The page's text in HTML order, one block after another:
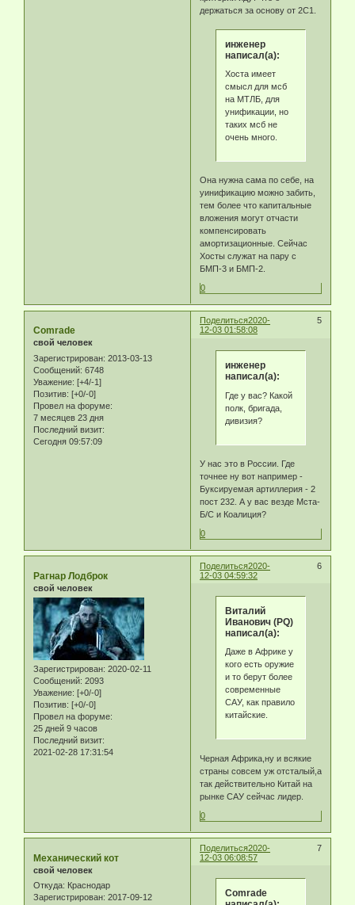
держаться за основу от 2С1.
инженер
написал(а):
Хоста имеет
смысл для мсб
на МТЛБ, для
унификации, но
таких мсб не
очень много.
Она нужна сама по себе, на
уинификацию можно забить,
тем более что капитальные
вложения могут отчасти
компенсировать
амортизационные. Сейчас
Хосты служат на пару с
БМП-3 и БМП-2.
0
Поделиться 5
2020-
12-03 01:58:08
Comrade
свой человек
Зарегистрирован: 2013-03-13
Сообщений: 6748
Уважение: [+4/-1]
Позитив: [+0/-0]
Провел на форуме:
7 месяцев 23 дня
Последний визит:
Сегодня 09:57:09
инженер
написал(а):
Где у вас? Какой
полк, бригада,
дивизия?
У нас это в России. Где
точнее ну вот например -
Буксируемая артиллерия - 2
пост 232. А у вас везде Мста-
Б/С и Коалиция?
0
Поделиться 6
2020-
12-03 04:59:32
Рагнар Лодброк
свой человек
Зарегистрирован: 2020-02-11
Сообщений: 2093
Уважение: [+0/-0]
Позитив: [+0/-0]
Провел на форуме:
25 дней 9 часов
Последний визит:
2021-02-28 17:31:54
Виталий
Иванович (PQ)
написал(а):
Даже в Африке у
кого есть оружие
и то берут более
современные
САУ, как правило
китайские.
Черная Африка,ну и всякие
страны совсем уж отсталый,а
так действительно Китай на
рынке САУ сейчас лидер.
0
Поделиться 7
2020-
12-03 06:08:57
Механический кот
свой человек
Откуда: Краснодар
Зарегистрирован: 2017-09-12
Comrade